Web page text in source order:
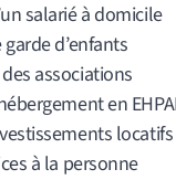
salarié à domicile
d’enfants
associations
en
locatifs
à la personne